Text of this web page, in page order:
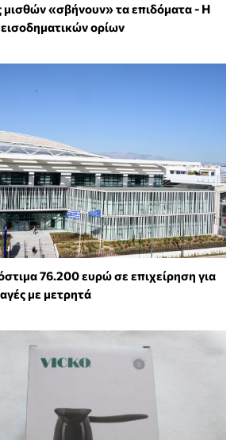
μισθών «σβήνουν» τα επιδόματα - Η
ορίων
76.200 ευρώ σε επιχείρηση για
με μετρητά